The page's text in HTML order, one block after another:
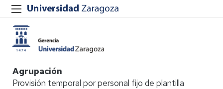
Agrupación
Provisión temporal por personal fijo de plantilla